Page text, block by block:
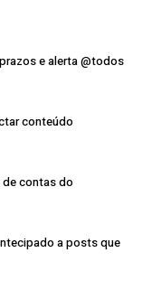
e alerta @todos
conteúdo
contas do
a posts que